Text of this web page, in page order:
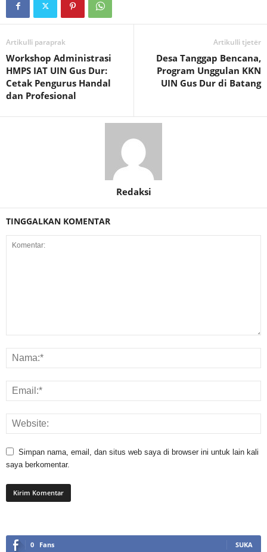
Artikulli paraprak
Workshop Administrasi
HMPS IAT UIN Gus Dur:
Cetak Pengurus Handal
dan Profesional
Artikulli tjetër
Desa Tanggap Bencana,
Program Unggulan KKN
UIN Gus Dur di Batang
Redaksi
TINGGALKAN KOMENTAR
Simpan nama, email, dan situs web saya di browser ini untuk lain kali
saya berkomentar.
0 Fans SUKA